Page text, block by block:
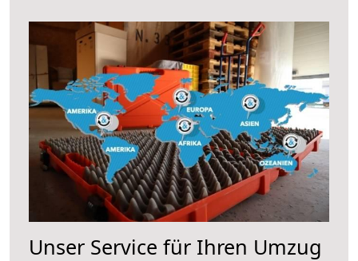
Unser Service für Ihren Umzug